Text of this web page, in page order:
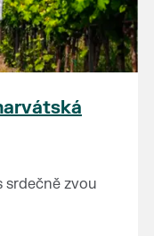
srdečně zvou